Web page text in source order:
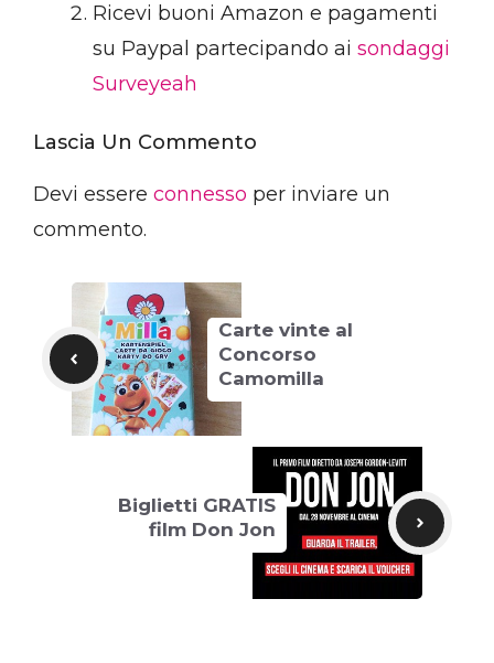
Ricevi buoni Amazon e pagamenti
su Paypal partecipando ai sondaggi
Surveyeah
Lascia Un Commento
Devi essere connesso per inviare un
commento.
Carte vinte al
Concorso
Camomilla
Biglietti GRATIS
film Don Jon